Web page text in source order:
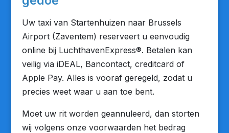
Uw taxi van Startenhuizen naar Brussels
Airport (Zaventem) reserveert u eenvoudig
online bij LuchthavenExpress®. Betalen kan
veilig via iDEAL, Bancontact, creditcard of
Apple Pay. Alles is vooraf geregeld, zodat u
precies weet waar u aan toe bent.
Moet uw rit worden geannuleerd, dan storten
wij volgens onze voorwaarden het bedrag